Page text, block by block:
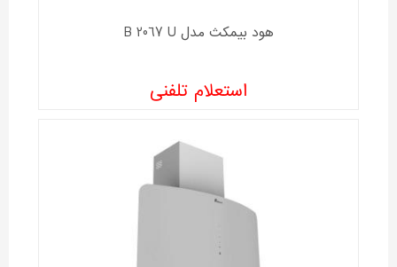
هود بیمکث مدل B 2067 U
استعلام تلفنی